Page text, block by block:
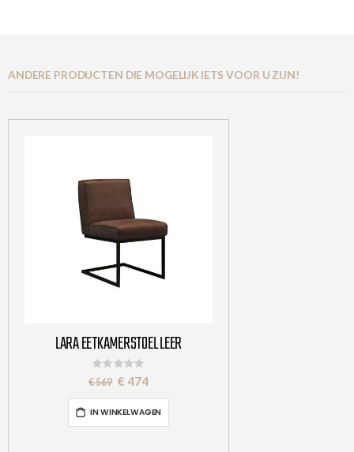
ANDERE PRODUCTEN DIE MOGELIJK IETS VOOR U ZIJN!
LARA EETKAMERSTOEL LEER
Rating:
0%
€ 569 Special
Price
€ 474
IN WINKELWAGEN